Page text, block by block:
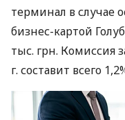
терминал в случае
бизнес-картой
тыс. грн. Комиссия
г. составит всего